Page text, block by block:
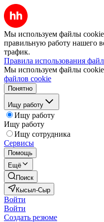
Мы используем файлы
правильную работу нашего
трафик.
Правила использования
Мы используем файлы
файлов cookie
Понятно
Ищу работу
Ищу работу
Ищу работу
Ищу сотрудника
Сервисы
Помощь
Ещё
Поиск
Кысыл-Сыр
Войти
Войти
Создать резюме